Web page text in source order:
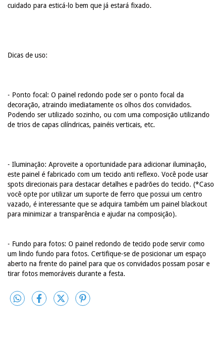
cuidado para esticá-lo bem que já estará fixado.
Dicas de uso:
- Ponto focal: O painel redondo pode ser o ponto focal da
decoração, atraindo imediatamente os olhos dos convidados.
Podendo ser utilizado sozinho, ou com uma composição utilizando
de trios de capas cilíndricas, painéis verticais, etc.
- Iluminação: Aproveite a oportunidade para adicionar iluminação,
este painel é fabricado com um tecido anti reflexo. Você pode usar
spots direcionais para destacar detalhes e padrões do tecido. (*Caso
você opte por utilizar um suporte de ferro que possui um centro
vazado, é interessante que se adquira também um painel blackout
para minimizar a transparência e ajudar na composição).
- Fundo para fotos: O painel redondo de tecido pode servir como
um lindo fundo para fotos. Certifique-se de posicionar um espaço
aberto na frente do painel para que os convidados possam posar e
tirar fotos memoráveis durante a festa.